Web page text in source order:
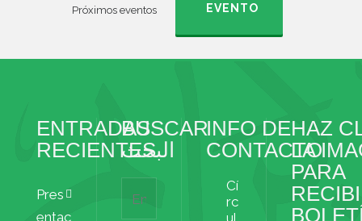
Próximos eventos EVENTO
ENTRADAS
RECIENTES
Pres
entac
BUSCAR
البحث
INFO DE
CONTACTO
Cí
rc
HAZ
LA
PARA